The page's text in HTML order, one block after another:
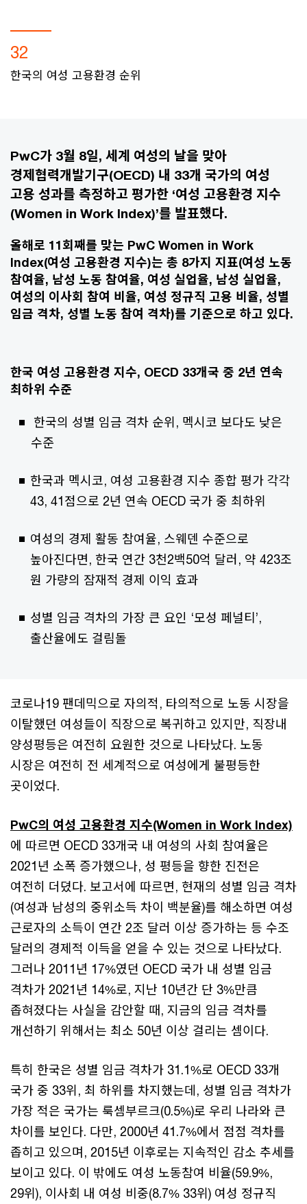
32
한국의 여성 고용환경 순위
PwC가 3월 8일, 세계 여성의 날을 맞아
경제협력개발기구(OECD) 내 33개 국가의 여성
고용 성과를 측정하고 평가한 ‘여성 고용환경 지수
(Women in Work Index)’를 발표했다.
올해로 11회째를 맞는 PwC Women in Work
Index(여성 고용환경 지수)는 총 8가지 지표(여성 노동
참여율, 남성 노동 참여율, 여성 실업율, 남성 실업율,
여성의 이사회 참여 비율, 여성 정규직 고용 비율, 성별
임금 격차, 성별 노동 참여 격차)를 기준으로 하고 있다.
한국 여성 고용환경 지수, OECD 33개국 중 2년 연속
최하위 수준
한국의 성별 임금 격차 순위, 멕시코 보다도 낮은
수준
한국과 멕시코, 여성 고용환경 지수 종합 평가 각각
43, 41점으로 2년 연속 OECD 국가 중 최하위
여성의 경제 활동 참여율, 스웨덴 수준으로
높아진다면, 한국 연간 3천2백50억 달러, 약 423조
원 가량의 잠재적 경제 이익 효과
성별 임금 격차의 가장 큰 요인 ‘모성 페널티’,
출산율에도 걸림돌
코로나19 팬데믹으로 자의적, 타의적으로 노동 시장을
이탈했던 여성들이 직장으로 복귀하고 있지만, 직장내
양성평등은 여전히 요원한 것으로 나타났다. 노동
시장은 여전히 전 세계적으로 여성에게 불평등한
곳이었다.
PwC의 여성 고용환경 지수(Women in Work Index)
에 따르면 OECD 33개국 내 여성의 사회 참여율은
2021년 소폭 증가했으나, 성 평등을 향한 진전은
여전히 더뎠다. 보고서에 따르면, 현재의 성별 임금 격차
(여성과 남성의 중위소득 차이 백분율)를 해소하면 여성
근로자의 소득이 연간 2조 달러 이상 증가하는 등 수조
달러의 경제적 이득을 얻을 수 있는 것으로 나타났다.
그러나 2011년 17%였던 OECD 국가 내 성별 임금
격차가 2021년 14%로, 지난 10년간 단 3%만큼
좁혀졌다는 사실을 감안할 때, 지금의 임금 격차를
개선하기 위해서는 최소 50년 이상 걸리는 셈이다.
특히 한국은 성별 임금 격차가 31.1%로 OECD 33개
국가 중 33위, 최 하위를 차지했는데, 성별 임금 격차가
가장 적은 국가는 룩셈부르크(0.5%)로 우리 나라와 큰
차이를 보인다. 다만, 2000년 41.7%에서 점점 격차를
좁히고 있으며, 2015년 이후로는 지속적인 감소 추세를
보이고 있다. 이 밖에도 여성 노동참여 비율(59.9%,
29위), 이사회 내 여성 비중(8.7% 33위) 여성 정규직